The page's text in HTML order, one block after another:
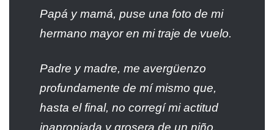
Papá y mamá, puse una foto de mi
hermano mayor en mi traje de vuelo.
Padre y madre, me avergüenzo
profundamente de mí mismo que,
hasta el final, no corregí mi actitud
inapropiada y grosera de un niño.